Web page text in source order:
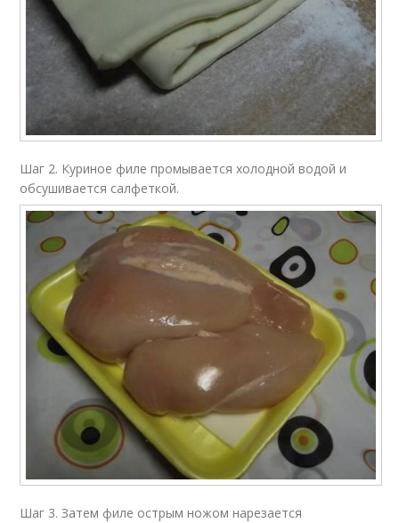
Шаг 2. Куриное филе промывается холодной водой и
обсушивается салфеткой.
Шаг 3. Затем филе острым ножом нарезается